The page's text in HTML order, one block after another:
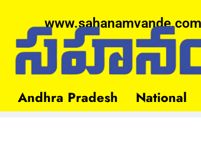
www.sahanamvande.com
Andhra Pradesh National